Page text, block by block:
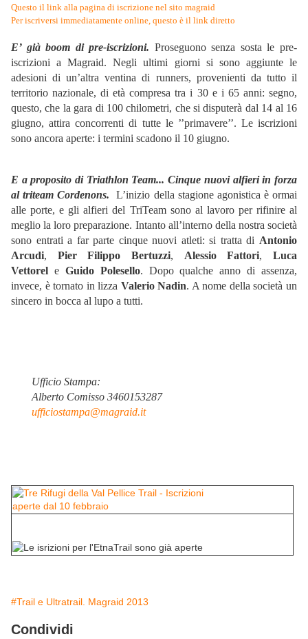
Questo il link alla pagina di iscrizione nel sito magraid
Per iscriversi immediatamente online, questo è il link diretto
E’ già boom di pre-iscrizioni. Proseguono senza sosta le pre-
iscrizioni a Magraid. Negli ultimi giorni si sono aggiunte le
adesioni di un’altra ventina di runners, provenienti da tutto il
territorio nazionale, di età compresa tra i 30 e i 65 anni: segno,
questo, che la gara di 100 chilometri, che si disputerà dal 14 al 16
giugno, attira concorrenti di tutte le ’’primavere’’. Le iscrizioni
sono ancora aperte: i termini scadono il 10 giugno.
E a proposito di Triathlon Team... Cinque nuovi alfieri in forza
al triteam Cordenons.L’inizio della stagione agonistica è ormai
alle porte, e gli alfieri del TriTeam sono al lavoro per rifinire al
meglio la loro preparazione. Intanto all’interno della nostra società
sono entrati a far parte cinque nuovi atleti: si tratta di Antonio
Arcudi, Pier Filippo Bertuzzi, Alessio Fattori,Luca
Vettorel eGuido Polesello. Dopo qualche anno di assenza,
invece, è tornato in lizza Valerio Nadin. A nome della società un
sincero in bocca al lupo a tutti.
Ufficio Stampa:
Alberto Comisso 3460153287
ufficiostampa@magraid.it
#Trail e Ultratrail. Magraid 2013
Condividi